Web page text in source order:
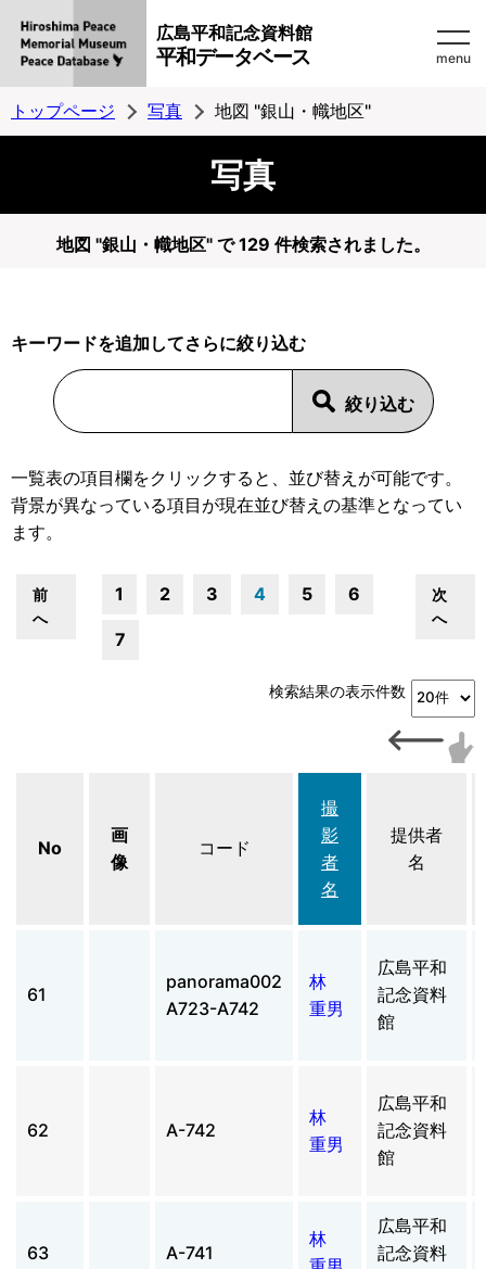
広島平和記念資料館
平和データベース menu
トップページ 写真 地図 "銀山・幟地区"
写真
地図 "銀山・幟地区" で 129 件検索されました。
キーワードを追加してさらに絞り込む
一覧表の項目欄をクリックすると、並び替えが可能です。
背景が異なっている項目が現在並び替えの基準となってい
ます。
前
へ
1 2 3 4 5 6
7
次
へ
検索結果の表示件数
No
画
像
コード
撮
影
者
名
提供者
名
61
panorama002
A723-A742
林
重男
広島平和
記念資料
館
62 A-742
林
重男
広島平和
記念資料
館
63 A-741
林
広島平和
記念資料